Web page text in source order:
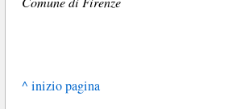
^ inizio pagina